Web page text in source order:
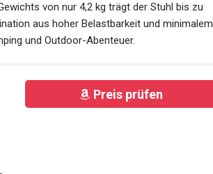
von nur 4,2 kg trägt der Stuhl bis zu
aus hoher Belastbarkeit und minimalem
und Outdoor-Abenteuer.
Preis prüfen